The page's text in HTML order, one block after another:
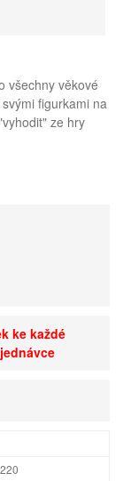
všechny věkové
figurkami na
ze hry
ke každé